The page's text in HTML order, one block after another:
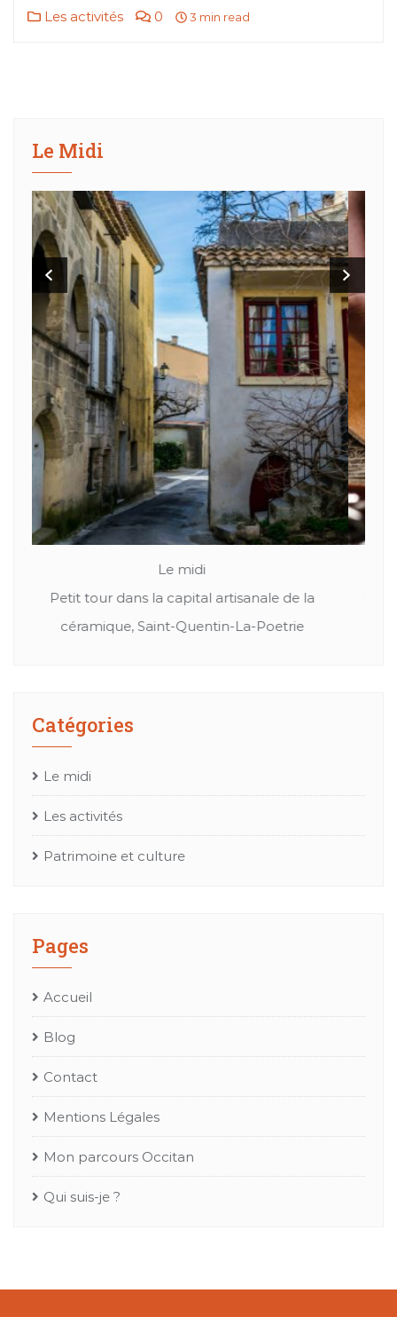
Les activités 0 3 min read
Le Midi
Patrimoine et culture
Cuir, textil ou bien chapeaux: Les merveille de
l’artisanat Occitan
Catégories
Le midi
Les activités
Patrimoine et culture
Pages
Accueil
Blog
Contact
Mentions Légales
Mon parcours Occitan
Qui suis-je ?